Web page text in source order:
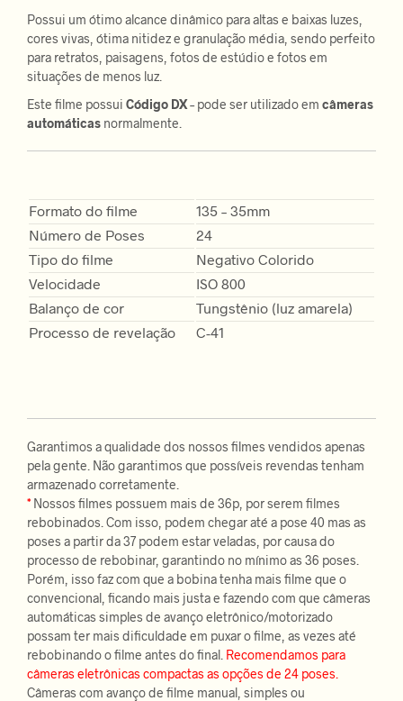
Possui um ótimo alcance dinâmico para altas e baixas luzes,
cores vivas, ótima nitidez e granulação média, sendo perfeito
para retratos, paisagens, fotos de estúdio e fotos em
situações de menos luz.
Este filme possui Código DX– pode ser utilizado em câmeras
automáticas normalmente.
Formato do filme
135 – 35mm
Número de Poses
24
Tipo do filme
Negativo Colorido
Velocidade
ISO 800
Balanço de cor
Tungstênio (luz amarela)
Processo de revelação
C-41
Garantimos a qualidade dos nossos filmes vendidos apenas
pela gente. Não garantimos que possíveis revendas tenham
armazenado corretamente.
* Nossos filmes possuem mais de 36p, por serem filmes
rebobinados. Com isso, podem chegar até a pose 40 mas as
poses a partir da 37 podem estar veladas, por causa do
processo de rebobinar, garantindo no mínimo as 36 poses.
Porém, isso faz com que a bobina tenha mais filme que o
convencional, ficando mais justa e fazendo com que câmeras
automáticas simples de avanço eletrônico/motorizado
possam ter mais dificuldade em puxar o filme, as vezes até
rebobinando o filme antes do final. Recomendamos para
câmeras eletrônicas compactas as opções de 24 poses.
Câmeras com avanço de filme manual, simples ou